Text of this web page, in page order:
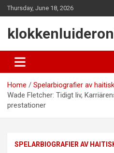
Skip
to
Thursday, June 18, 2026
Home
Spelarbiografier av
Wade Fletcher: Tidigt liv,
prestationer
SPELARBIOGRAFIER AV